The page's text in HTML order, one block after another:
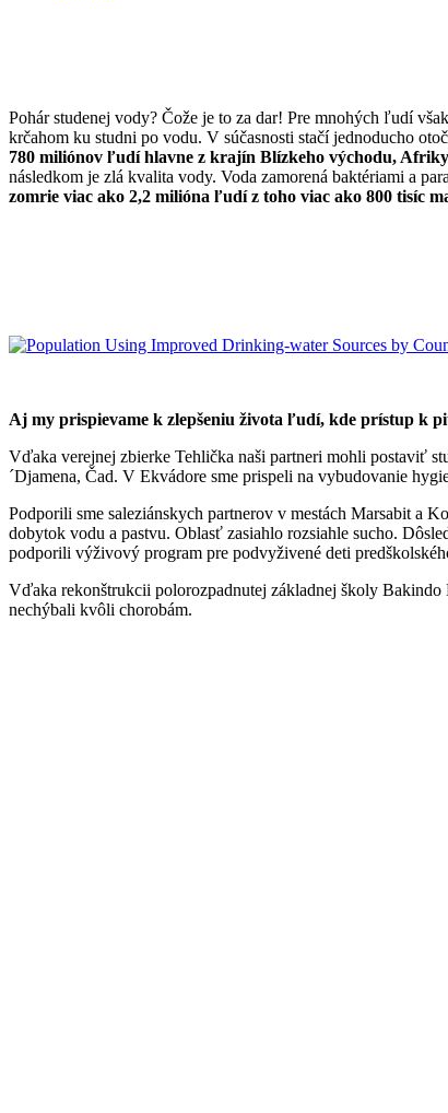
Pohár studenej vody? Čože je to za dar! Pre mnohých ľudí
krčahom ku studni po vodu. V súčasnosti stačí jednoducho
780 miliónov ľudí hlavne z krajín Blízkeho východu,
následkom je zlá kvalita vody. Voda zamorená baktériami a
zomrie viac ako 2,2 milióna ľudí z toho viac ako 800 tisíc
Aj my prispievame k zlepšeniu života ľudí, kde prístup k
Vďaka verejnej zbierke Tehlička naši partneri mohli postaviť
´Djamena, Čad. V Ekvádore sme prispeli na vybudovanie
Podporili sme saleziánskych partnerov v mestách Marsabit a
dobytok vodu a pastvu. Oblasť zasiahlo rozsiahle sucho.
podporili výživový program pre podvyživené deti
Vďaka rekonštrukcii polorozpadnutej základnej školy Bakindo
nechýbali kvôli chorobám.